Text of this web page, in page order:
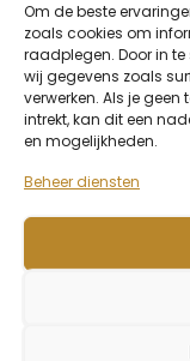
Om de beste
zoals cookies om
raadplegen. Door in
wij gegevens zoals
verwerken. Als je
intrekt, kan dit een
en mogelijkheden.
Beheer diensten
Realisaties
Blog
© 2026
Wagenaarstraat